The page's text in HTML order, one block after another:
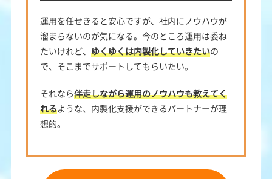
運用を任せきると安心ですが、社内にノウハウが
溜まらないのが気になる。今のところ運用は委ね
たいけれど、 ゆくゆくは内製化していきたいの
で、そこまでサポートしてもらいたい。
それなら伴走しながら運用のノウハウも教えてく
れるような、内製化支援ができるパートナーが理
想的。